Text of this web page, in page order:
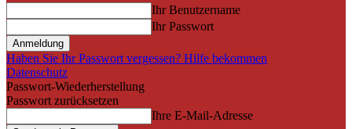
Ihr Benutzername
Ihr Passwort
Haben Sie Ihr Passwort vergessen? Hilfe bekommen
Datenschutz
Passwort-Wiederherstellung
Passwort zurücksetzen
Ihre E-Mail-Adresse